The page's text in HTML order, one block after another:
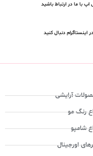
با ما در ارتباط باشید
اینستاگرام دنبال کنید
آرایشی
رنگ مو
شامپو
اورجینال